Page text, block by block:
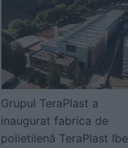
Grupul TeraPlast a
inaugurat fabrica de
polietilenă TeraPlast